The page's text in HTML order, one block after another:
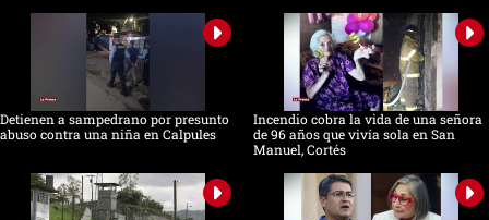
Detienen a sampedrano por presunto
abuso contra una niña en Calpules
Incendio cobra la vida de una señora
de 96 años que vivía sola en San
Manuel, Cortés